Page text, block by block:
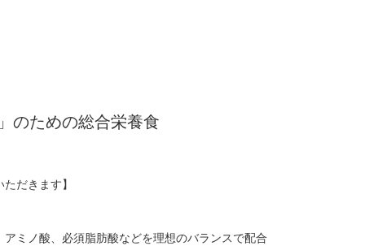
のための総合栄養食
だきます】
ミノ酸、必須脂肪酸などを理想のバランスで配合